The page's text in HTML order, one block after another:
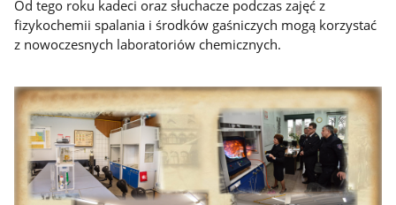
Od tego roku kadeci oraz słuchacze podczas zajęć z
fizykochemii spalania i środków gaśniczych mogą korzystać
z nowoczesnych laboratoriów chemicznych.